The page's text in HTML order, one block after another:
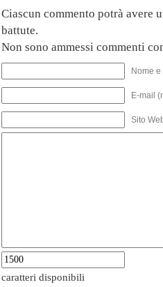
Ciascun commento potrà avere
battute.
Non sono ammessi commenti
Nome
E-mail
Sito
caratteri disponibili